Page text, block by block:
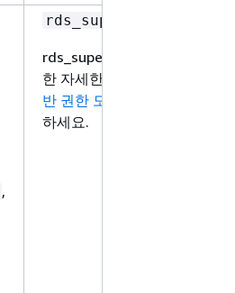
,
rds_superuser_role
rds_superuser_role에 대
한 자세한 정보는
반 권한 모델
하세요.